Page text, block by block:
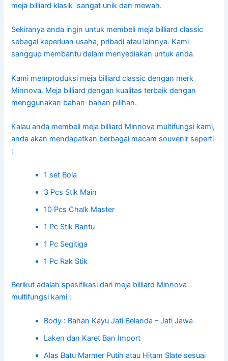
meja billiard klasik sangat unik dan mewah.
Sekiranya anda ingin untuk membeli meja billiard classic
sebagai keperluan usaha, pribadi atau lainnya. Kami
sanggup membantu dalam menyediakan untuk anda.
Kami memproduksi meja billiard classic dengan merk
Minnova. Meja billiard dengan kualitas terbaik dengan
menggunakan bahan-bahan pilihan.
Kalau anda membeli meja billiard Minnova multifungsi kami,
anda akan mendapatkan berbagai macam souvenir seperti
:
1 set Bola
3 Pcs Stik Main
10 Pcs Chalk Master
1 Pc Stik Bantu
1 Pc Segitiga
1 Pc Rak Stik
Berikut adalah spesifikasi dari meja billiard Minnova
multifungsi kami :
Body : Bahan Kayu Jati Belanda – Jati Jawa
Laken dan Karet Ban Import
Alas Batu Marmer Putih atau Hitam Slate sesuai